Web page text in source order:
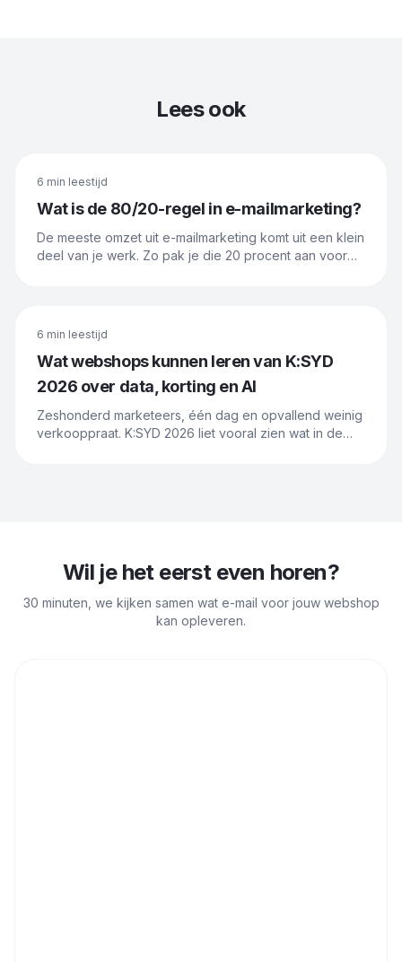
Lees ook
6 min leestijd
Wat is de 80/20-regel in e-mailmarketing?
De meeste omzet uit e-mailmarketing komt uit een klein
deel van je werk. Zo pak je die 20 procent aan voor
6 min leestijd
Wat webshops kunnen leren van K:SYD
2026 over data, korting en AI
Zeshonderd marketeers, één dag en opvallend weinig
verkooppraat. K:SYD 2026 liet vooral zien wat in de
Wil je het eerst even horen?
30 minuten, we kijken samen wat e-mail voor jouw webshop
kan opleveren.